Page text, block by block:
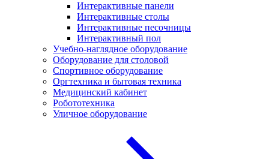
Интерактивные панели
Интерактивные столы
Интерактивные песочницы
Интерактивный пол
Учебно-наглядное оборудование
Оборудование для столовой
Спортивное оборудование
Оргтехника и бытовая техника
Медицинский кабинет
Робототехника
Уличное оборудование